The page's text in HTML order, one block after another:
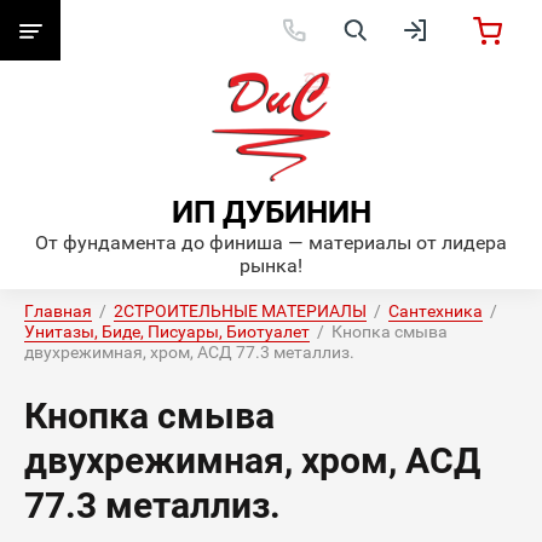
ИП ДУБИНИН
От фундамента до финиша — материалы от лидера
рынка!
Главная
  /
2СТРОИТЕЛЬНЫЕ МАТЕРИАЛЫ
  /
Сантехника
Унитазы, Биде, Писуары, Биотуалет
  /  Кнопка смыва
двухрежимная, хром, АСД 77.3 металлиз.
Кнопка смыва
двухрежимная, хром, АСД
77.3 металлиз.